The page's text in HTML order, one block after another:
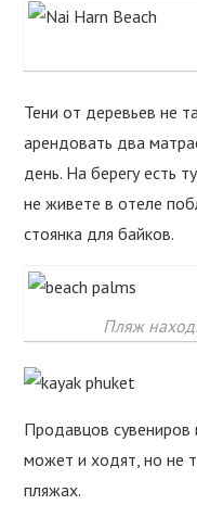
Тени от деревьев не
арендовать два
день. На берегу есть
не живете в отеле
стоянка для байков.
Пляж
Продавцов сувениров
может и ходят, но не
пляжах.